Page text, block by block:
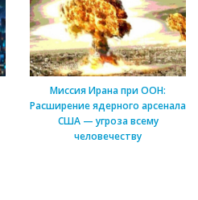
Миссия Ирана при ООН:
Расширение ядерного арсенала
США — угроза всему
человечеству